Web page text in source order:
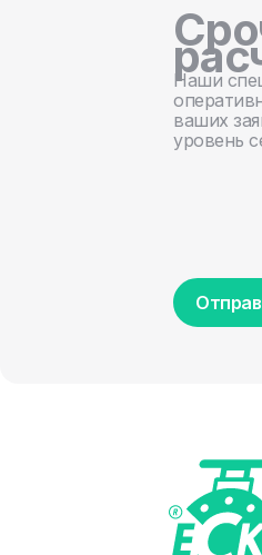
Наши
ваших
уровень